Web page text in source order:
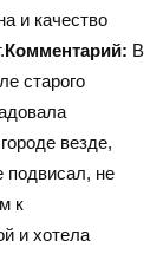
и качество
Комментарий: В
старого
везде,
подвисал, не
к
и хотела